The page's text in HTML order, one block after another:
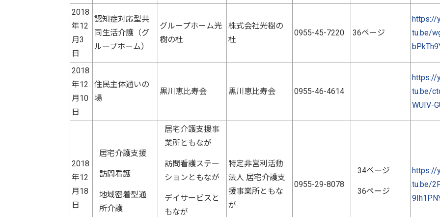
2018
年12
月3
日
認知症対応型共
同生活介護（グ
ループホーム）
グループホーム光
樹の杜
株式会社光樹の
杜
0955-45-7220 36ページ
https://
tu.be/
2018
年12
月10
日
住民主体通いの
場
黒川恵比寿会 黒川恵比寿会 0955-46-4614
https://
tu.be/
WUIV-
2018
年12
月18
日
居宅介護支援
訪問看護
地域密着型通
所介護
居宅介護支援事
業所ともなが
訪問看護ステー
ションともなが
デイサービスと
もなが
特定非営利活動
法人 居宅介護支
援事業所ともな
が
0955-29-8078
34ページ
36ページ
https://
tu.be/